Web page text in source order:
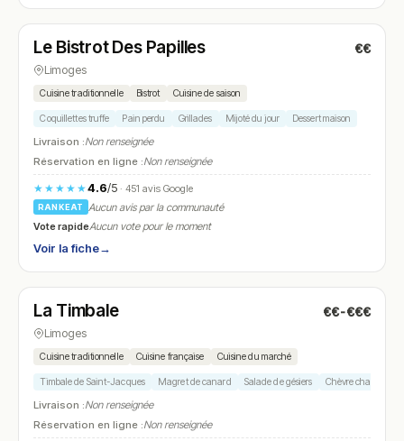
N° 26
Le Bistrot Des Papilles €€
Limoges
Cuisine traditionnelle Bistrot Cuisine de saison
Coquillettes truffe Pain perdu Grillades Mijoté du jour Dessert maison
Livraison :Non renseignée
Réservation en ligne :Non renseignée
★★★★★4.6/5· 451 avis Google
RANKEAT
Aucun avis par la communauté
Vote rapideAucun vote pour le moment
Voir la fiche→
N° 27
La Timbale €€-€€€
Limoges
Cuisine traditionnelle Cuisine française Cuisine du marché
Timbale de Saint-Jacques Magret de canard Salade de gésiers Chèvre chaud
Livraison :Non renseignée
Réservation en ligne :Non renseignée